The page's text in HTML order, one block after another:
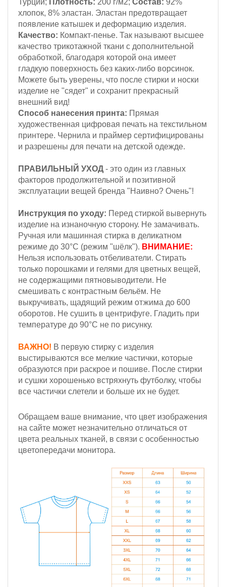
Турции; Плотность: 200 г/м2; Состав: 92%
хлопок, 8% эластан. Эластан предотвращает
появление катышек и деформацию изделия.
Качество: Компакт-пенье. Так называют высшее
качество трикотажной ткани с дополнительной
обработкой, благодаря которой она имеет
гладкую поверхность без каких-либо ворсинок.
Можете быть уверены, что после стирки и носки
изделие не "сядет" и сохранит прекрасный
внешний вид!
Способ нанесения принта: Прямая
художественная цифровая печать на текстильном
принтере. Чернила и праймер сертифицированы
и разрешены для печати на детской одежде.
ПРАВИЛЬНЫЙ УХОД - это один из главных
факторов продолжительной и позитивной
эксплуатации вещей бренда "Наивно? Очень"!
Инструкция по уходу: Перед стиркой вывернуть
изделие на изнаночную сторону. Не замачивать.
Ручная или машинная стирка в деликатном
режиме до 30°С (режим "шёлк"). ВНИМАНИЕ:
Нельзя использовать отбеливатели. Стирать
только порошками и гелями для цветных вещей,
не содержащими пятновыводители. Не
смешивать с контрастным бельём. Не
выкручивать, щадящий режим отжима до 600
оборотов. Не сушить в центрифуге. Гладить при
температуре до 90°С не по рисунку.
ВАЖНО! В первую стирку с изделия
выстирываются все мелкие частички, которые
образуются при раскрое и пошиве. После стирки
и сушки хорошенько встряхнуть футболку, чтобы
все частички слетели и больше их не будет.
Обращаем ваше внимание, что цвет изображения
на сайте может незначительно отличаться от
цвета реальных тканей, в связи с особенностью
цветопередачи монитора.